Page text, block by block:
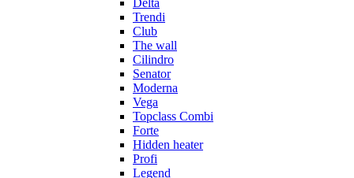
Delta
Trendi
Club
The wall
Cilindro
Senator
Moderna
Vega
Topclass Combi
Forte
Hidden heater
Profi
Legend